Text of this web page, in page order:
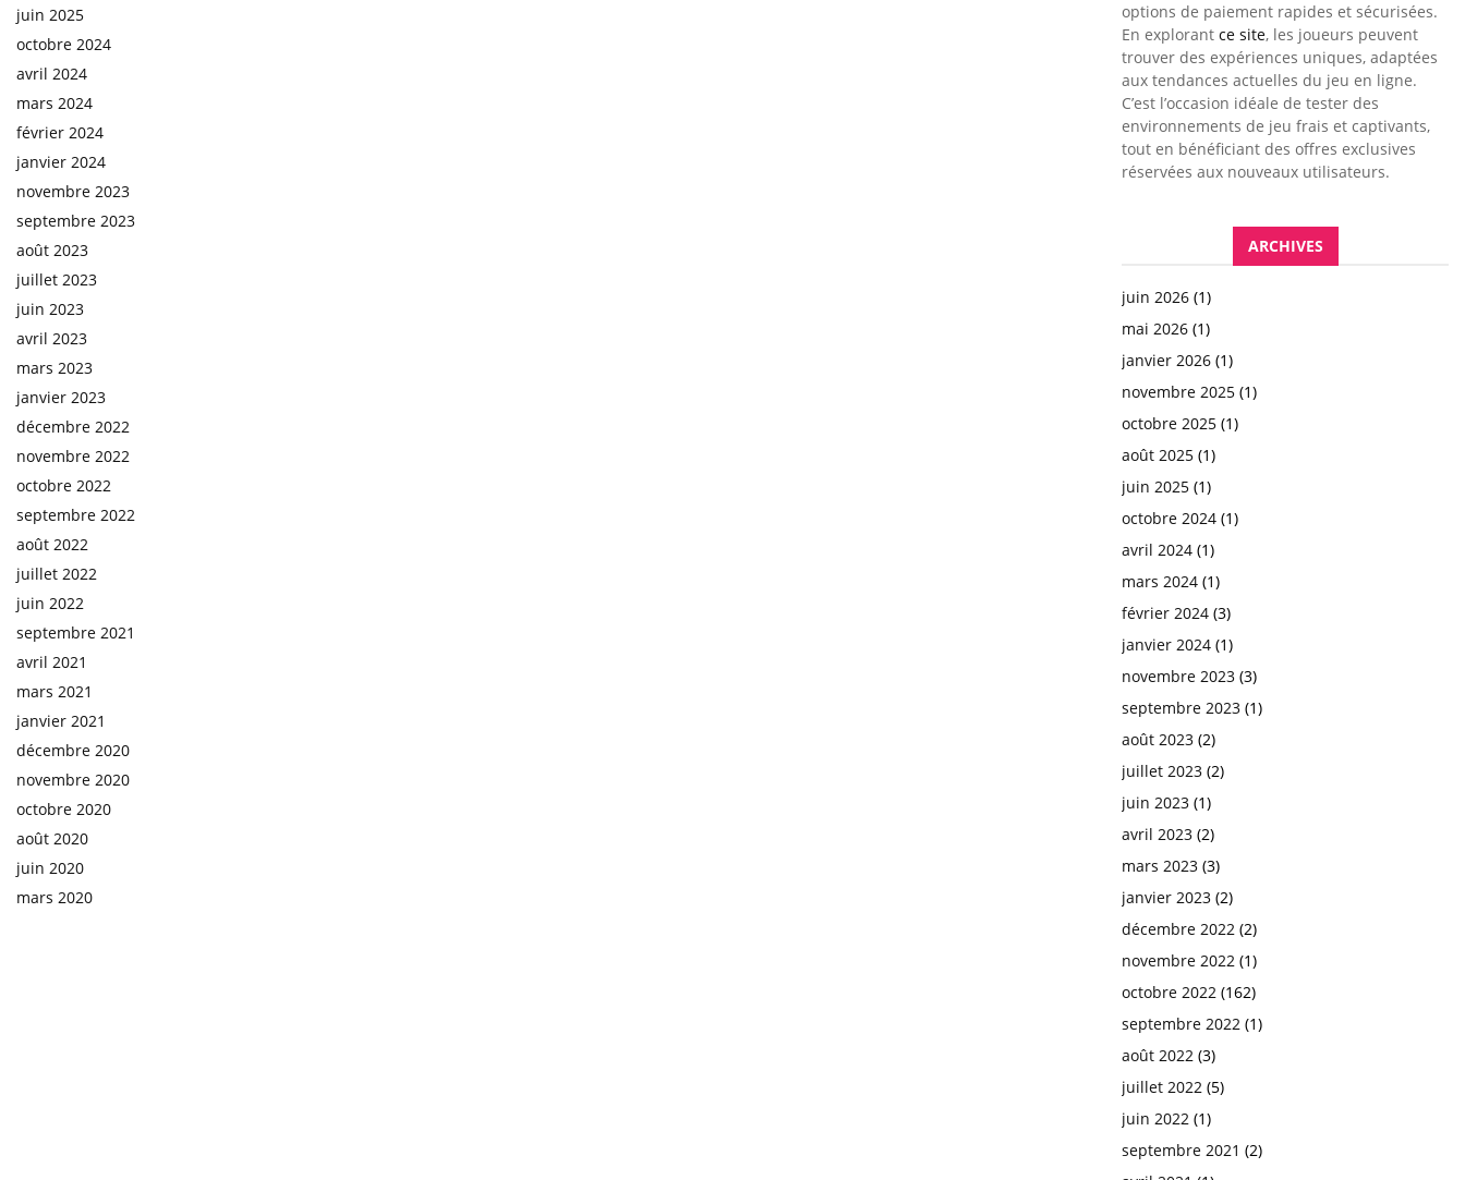
juin 2025
octobre 2024
avril 2024
mars 2024
février 2024
janvier 2024
novembre 2023
septembre 2023
août 2023
juillet 2023
juin 2023
avril 2023
mars 2023
janvier 2023
décembre 2022
novembre 2022
octobre 2022
septembre 2022
août 2022
juillet 2022
juin 2022
septembre 2021
avril 2021
mars 2021
janvier 2021
décembre 2020
novembre 2020
octobre 2020
août 2020
juin 2020
mars 2020
options de paiement rapides et sécurisées.
En explorant ce site, les joueurs peuvent
trouver des expériences uniques, adaptées
aux tendances actuelles du jeu en ligne.
C’est l’occasion idéale de tester des
environnements de jeu frais et captivants,
tout en bénéficiant des offres exclusives
réservées aux nouveaux utilisateurs.
ARCHIVES
juin 2026 (1)
mai 2026 (1)
janvier 2026 (1)
novembre 2025 (1)
octobre 2025 (1)
août 2025 (1)
juin 2025 (1)
octobre 2024 (1)
avril 2024 (1)
mars 2024 (1)
février 2024 (3)
janvier 2024 (1)
novembre 2023 (3)
septembre 2023 (1)
août 2023 (2)
juillet 2023 (2)
juin 2023 (1)
avril 2023 (2)
mars 2023 (3)
janvier 2023 (2)
décembre 2022 (2)
novembre 2022 (1)
octobre 2022 (162)
septembre 2022 (1)
août 2022 (3)
juillet 2022 (5)
juin 2022 (1)
septembre 2021 (2)